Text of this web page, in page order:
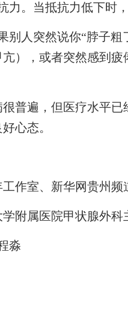
。当抵抗力低下时
人突然说你“脖子粗
），或者突然感到
遍，但医疗水平已
心态。
作室、新华网贵州频
附属医院甲状腺外科
淼